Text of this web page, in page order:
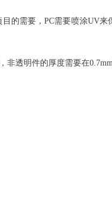
的需要，PC需要喷涂UV
透明件的厚度需要在0.7mm